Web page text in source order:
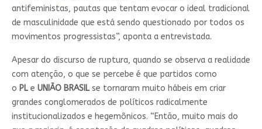
antifeministas, pautas que tentam evocar o ideal tradicional
de masculinidade que está sendo questionado por todos os
movimentos progressistas”, aponta a entrevistada.
Apesar do discurso de ruptura, quando se observa a realidade
com atenção, o que se percebe é que partidos como
o PLe UNIÃO BRASILse tornaram muito hábeis em criar
grandes conglomerados de políticos radicalmente
institucionalizados e hegemônicos. “Então, muito mais do